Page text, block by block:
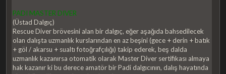
PADI MASTER DIVER
(Üstad Dalgıç)
Rescue Diver brövesini alan bir dalgıç, eğer aşağıda bahsedilecek
olan dalışta uzmanlık kurslarından en az beşini (gece + derin + batık
+ göl / akarsu + sualtı fotoğrafçılığı) takip ederek, beş dalda
uzmanlık kazanırsa otomatik olarak Master Diver sertifikası almaya
hak kazanır ki bu derece amatör bir Padi dalgıcının, dalış hayatında